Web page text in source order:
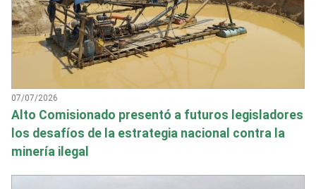
07/07/2026
Alto Comisionado presentó a futuros legisladores
los desafíos de la estrategia nacional contra la
minería ilegal